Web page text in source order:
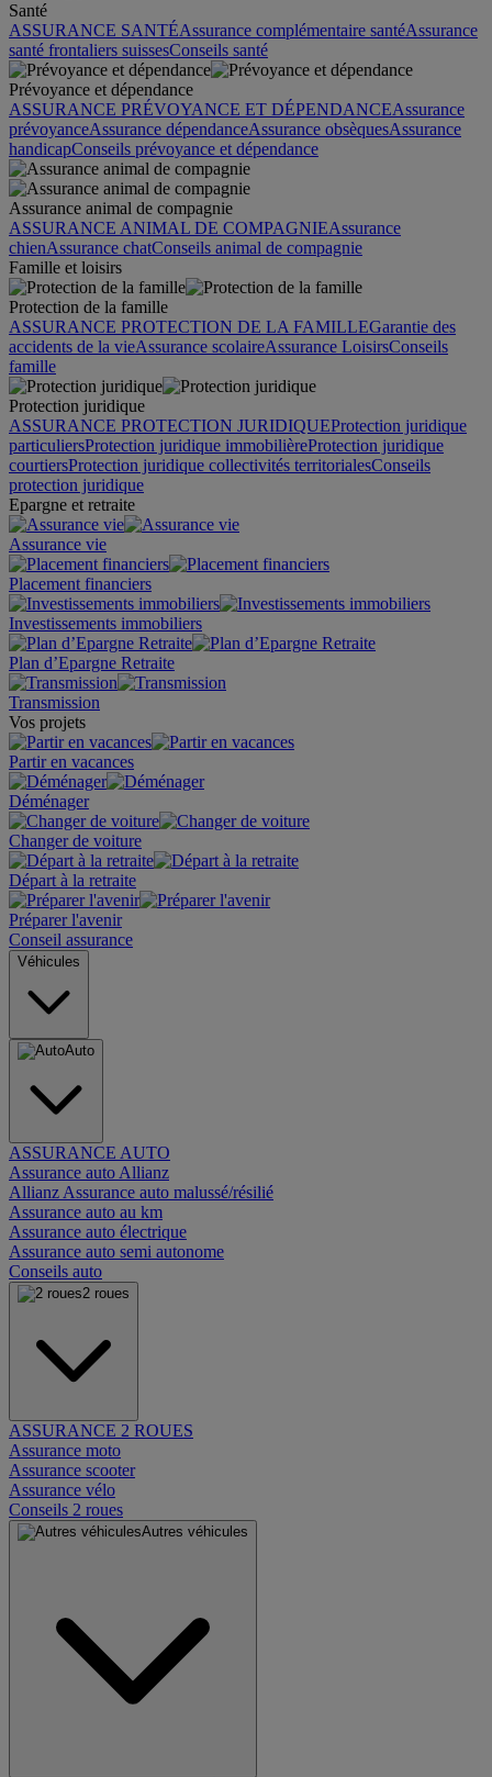
Santé
ASSURANCE SANTÉAssurance complémentaire santéAssurance
santé frontaliers suissesConseils santé
Prévoyance et dépendance
ASSURANCE PRÉVOYANCE ET DÉPENDANCEAssurance
prévoyanceAssurance dépendanceAssurance obsèquesAssurance
handicapConseils prévoyance et dépendance
Assurance animal de compagnie
ASSURANCE ANIMAL DE COMPAGNIEAssurance
chienAssurance chatConseils animal de compagnie
Famille et loisirs
Protection de la famille
ASSURANCE PROTECTION DE LA FAMILLEGarantie des
accidents de la vieAssurance scolaireAssurance LoisirsConseils
famille
Protection juridique
ASSURANCE PROTECTION JURIDIQUEProtection juridique
particuliersProtection juridique immobilièreProtection juridique
courtiersProtection juridique collectivités territorialesConseils
protection juridique
Epargne et retraite
Assurance vie
Placement financiers
Investissements immobiliers
Plan d’Epargne Retraite
Transmission
Vos projets
Partir en vacances
Déménager
Changer de voiture
Départ à la retraite
Préparer l'avenir
Conseil assurance
Véhicules
Auto
ASSURANCE AUTO
Assurance auto Allianz
Allianz Assurance auto malussé/résilié
Assurance auto au km
Assurance auto électrique
Assurance auto semi autonome
Conseils auto
2 roues
ASSURANCE 2 ROUES
Assurance moto
Assurance scooter
Assurance vélo
Conseils 2 roues
Autres véhicules